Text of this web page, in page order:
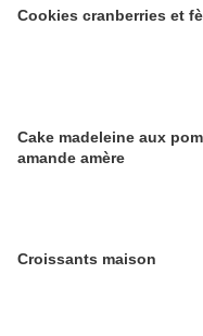
Cookies cranberries et
Cake madeleine aux
amande amère
Croissants maison